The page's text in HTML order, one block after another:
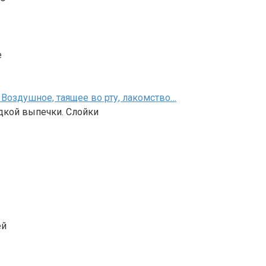
таящее во рту, лакомство…
выпечки. Слойки